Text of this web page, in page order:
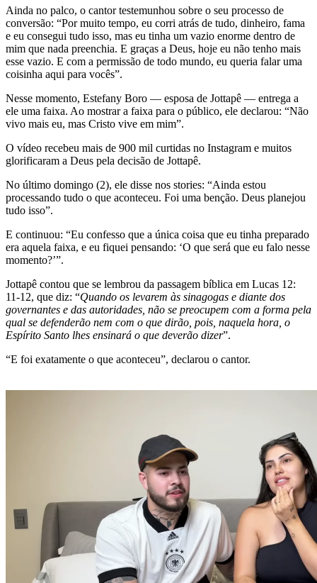
Ainda no palco, o cantor testemunhou sobre o seu processo de
conversão: “Por muito tempo, eu corri atrás de tudo, dinheiro, fama
e eu consegui tudo isso, mas eu tinha um vazio enorme dentro de
mim que nada preenchia. E graças a Deus, hoje eu não tenho mais
esse vazio. E com a permissão de todo mundo, eu queria falar uma
coisinha aqui para vocês”.
Nesse momento, Estefany Boro — esposa de Jottapê — entrega a
ele uma faixa. Ao mostrar a faixa para o público, ele declarou: “Não
vivo mais eu, mas Cristo vive em mim”.
O vídeo recebeu mais de 900 mil curtidas no Instagram e muitos
glorificaram a Deus pela decisão de Jottapê.
No último domingo (2), ele disse nos stories: “Ainda estou
processando tudo o que aconteceu. Foi uma benção. Deus planejou
tudo isso”.
E continuou: “Eu confesso que a única coisa que eu tinha preparado
era aquela faixa, e eu fiquei pensando: ‘O que será que eu falo nesse
momento?’”.
Jottapê contou que se lembrou da passagem bíblica em Lucas 12:
11-12, que diz: “Quando os levarem às sinagogas e diante dos
governantes e das autoridades, não se preocupem com a forma pela
qual se defenderão nem com o que dirão, pois, naquela hora, o
Espírito Santo lhes ensinará o que deverão dizer”.
“E foi exatamente o que aconteceu”, declarou o cantor.